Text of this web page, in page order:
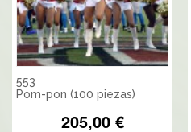
553
Pom-pon (100 piezas)
205,00 €